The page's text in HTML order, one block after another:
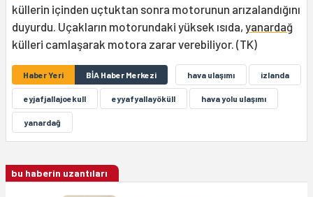
küllerin içinden uçtuktan sonra motorunun arızalandığını
duyurdu. Uçakların motorundaki yüksek ısıda, yanardağ
külleri camlaşarak motora zarar verebiliyor. (TK)
Haber Yeri BİA Haber Merkezi hava ulaşımı izlanda
eyjafjallajoekull eyyafyallayöküll hava yolu ulaşımı
yanardağ
bu haberin uzantıları